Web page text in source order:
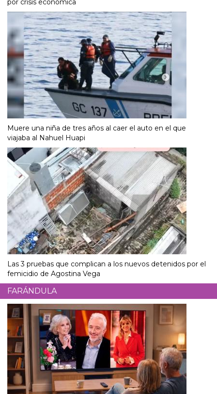
por crisis económica
Muere una niña de tres años al caer el auto en el que
viajaba al Nahuel Huapi
Las 3 pruebas que complican a los nuevos detenidos por el
femicidio de Agostina Vega
FARÁNDULA